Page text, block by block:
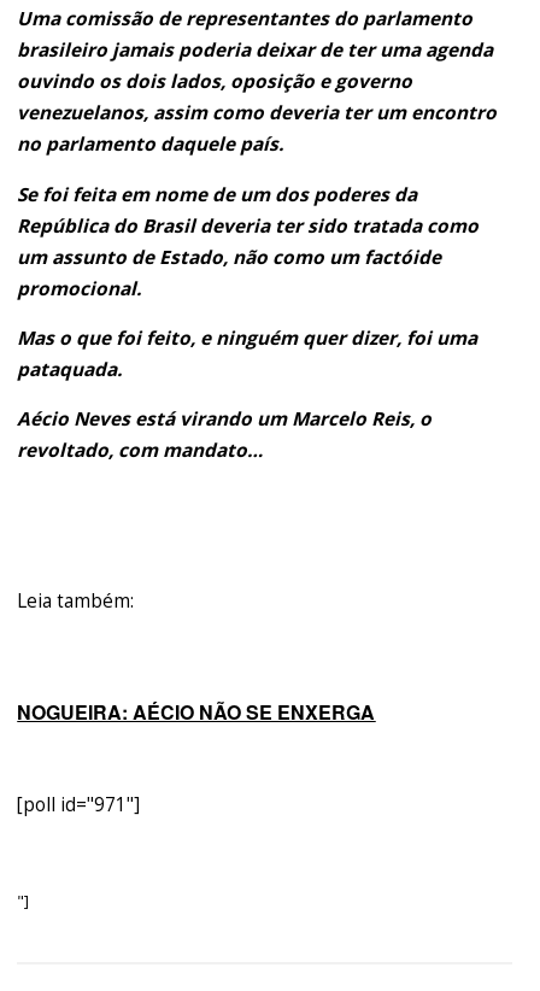
Uma comissão de representantes do parlamento
brasileiro jamais poderia deixar de ter uma agenda
ouvindo os dois lados, oposição e governo
venezuelanos, assim como deveria ter um encontro
no parlamento daquele país.
Se foi feita em nome de um dos poderes da
República do Brasil deveria ter sido tratada como
um assunto de Estado, não como um factóide
promocional.
Mas o que foi feito, e ninguém quer dizer, foi uma
pataquada.
Aécio Neves está virando um Marcelo Reis, o
revoltado, com mandato…
Leia também:
NOGUEIRA: AÉCIO NÃO SE ENXERGA
[poll id="971"]
"]